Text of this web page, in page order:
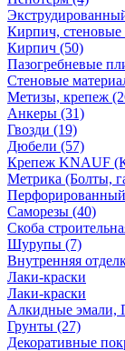
Кирпич, стеновые
Кирпич (50)
Пазогребневые
Стеновые
Метизы, крепеж
Анкеры (31)
Гвозди (19)
Дюбели (57)
Крепеж KNAUF
Метрика (Болты,
Саморезы (40)
Скоба
Шурупы (7)
Внутренняя
Лаки-краски
Лаки-краски
Алкидные
Грунты (27)
Декоративные